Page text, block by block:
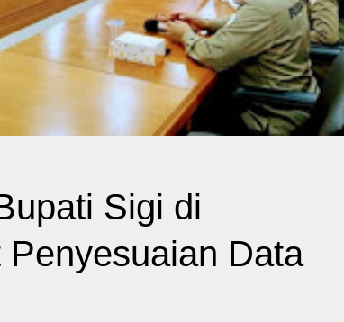
Sigi di
Penyesuaian Data